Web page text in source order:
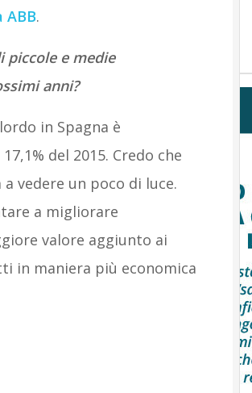
.
piccole e medie
anni?
in Spagna è
del 2015. Credo che
vedere un poco di luce.
a migliorare
valore aggiunto ai
in maniera più economica